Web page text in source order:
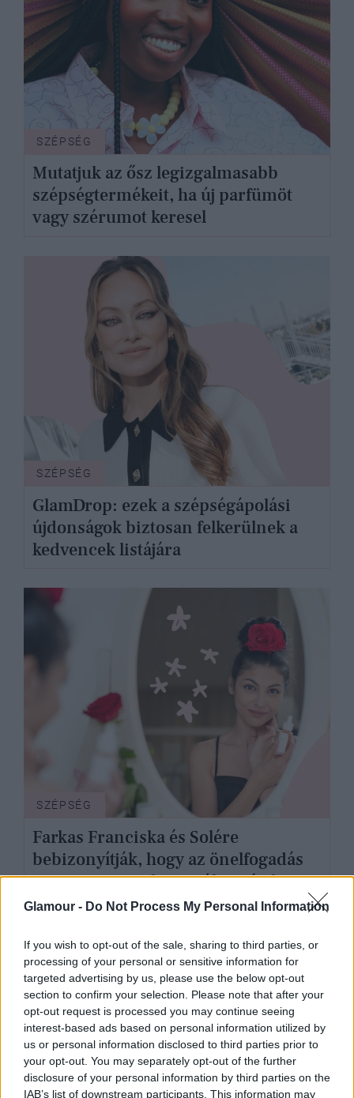
Glamour - Do Not Process My Personal Information
If you wish to opt-out of the sale, sharing to third parties, or
processing of your personal or sensitive information for
targeted advertising by us, please use the below opt-out
section to confirm your selection. Please note that after your
opt-out request is processed you may continue seeing
interest-based ads based on personal information utilized by
us or personal information disclosed to third parties prior to
your opt-out. You may separately opt-out of the further
disclosure of your personal information by third parties on the
IAB’s list of downstream participants. This information may
SZÉPSÉG
Mutatjuk az ősz legizgalmasabb
szépségtermékeit, ha új parfümöt
vagy szérumot keresel
SZÉPSÉG
GlamDrop: ezek a szépségápolási
újdonságok biztosan felkerülnek a
kedvencek listájára
SZÉPSÉG
Farkas Franciska és Solére
bebizonyítják, hogy az önelfogadás
nem megy egyik napról a másikra